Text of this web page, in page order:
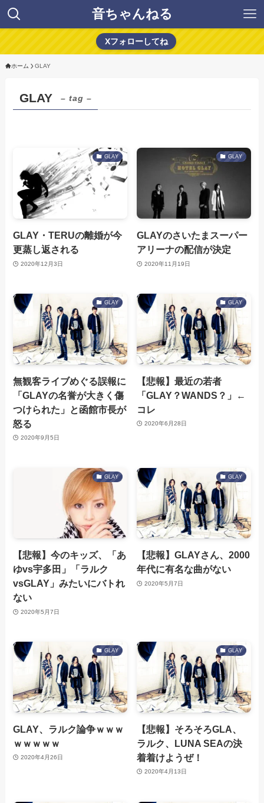
音ちゃんねる
Xフォローしてね
ホーム GLAY
GLAY – tag –
GLAY
GLAY・TERUの離婚が今
更蒸し返される
2020年12月3日
GLAY
GLAYのさいたまスーパー
アリーナの配信が決定
2020年11月19日
GLAY
無観客ライブめぐる誤報に
「GLAYの名誉が大きく傷
つけられた」と函館市長が
怒る
2020年9月5日
GLAY
【悲報】最近の若者
「GLAY？WANDS？」←
コレ
2020年6月28日
GLAY
【悲報】今のキッズ、「あ
ゆvs宇多田」「ラルク
vsGLAY」みたいにバトれ
ない
2020年5月7日
GLAY
【悲報】GLAYさん、2000
年代に有名な曲がない
2020年5月7日
GLAY
GLAY、ラルク論争ｗｗｗ
ｗｗｗｗｗ
2020年4月26日
GLAY
【悲報】そろそろGLA、
ラルク、LUNA SEAの決
着着けようぜ！
2020年4月13日